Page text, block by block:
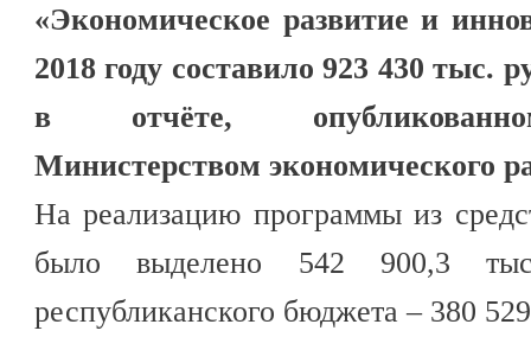
«Экономическое развитие и
2018 году составило 923 430 тыс.
в отчёте,
Министерством экономического
На реализацию программы из
было выделено 542 900,3
республиканского бюджета – 380